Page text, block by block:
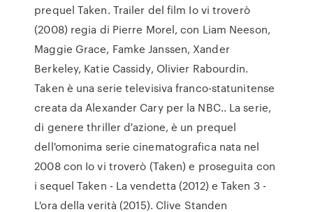
prequel Taken. Trailer del film Io vi troverò
(2008) regia di Pierre Morel, con Liam Neeson,
Maggie Grace, Famke Janssen, Xander
Berkeley, Katie Cassidy, Olivier Rabourdin.
Taken è una serie televisiva franco-statunitense
creata da Alexander Cary per la NBC.. La serie,
di genere thriller d'azione, è un prequel
dell'omonima serie cinematografica nata nel
2008 con Io vi troverò (Taken) e proseguita con
i sequel Taken - La vendetta (2012) e Taken 3 -
L'ora della verità (2015). Clive Standen